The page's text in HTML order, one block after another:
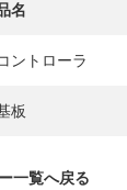
名
ントローラ
板
一覧へ戻る